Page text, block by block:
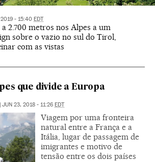
2019 - 15:40 EDT
2.700 metros nos Alpes a um
sobre o vazio no sul do Tirol,
com as vistas
que divide a Europa
JUN 23, 2018 - 11:26 EDT
Viagem por uma fronteira
natural entre a França e a
Itália, lugar de passagem de
imigrantes e motivo de
tensão entre os dois países